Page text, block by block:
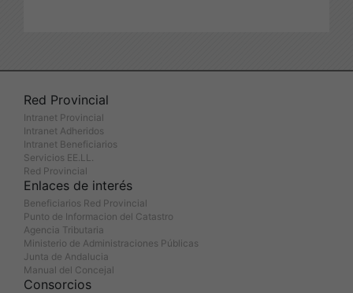
Red Provincial
Intranet Provincial
Intranet Adheridos
Intranet Beneficiarios
Servicios EE.LL.
Red Provincial
Enlaces de interés
Beneficiarios Red Provincial
Punto de Informacion del Catastro
Agencia Tributaria
Ministerio de Administraciones Públicas
Junta de Andalucia
Manual del Concejal
Consorcios